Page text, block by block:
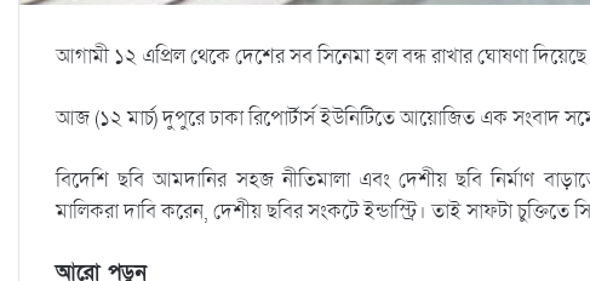
আগামী ১২ এপ্রিল থেকে দেশের সব সিনেমা হল বন্ধ রাখার ঘোষণা দিয়েছে
আজ (১২ মার্চ) দুপুরে ঢাকা রিপোর্টার্স ইউনিটিতে আয়োজিত এক সংবাদ
বিদেশি ছবি আমদানির সহজ নীতিমালা এবং দেশীয় ছবি নির্মাণ
মালিকরা দাবি করেন, দেশীয় ছবির সংকটে ইন্ডাস্ট্রি। তাই সাফটা
আরো পড়ুন